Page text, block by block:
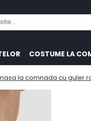
COSTUME LA
la comnada cu guler